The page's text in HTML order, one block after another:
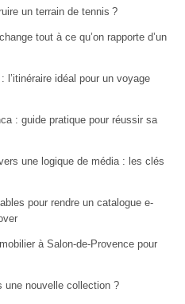
un terrain de tennis ?
tout à ce qu’on rapporte d’un
l’itinéraire idéal pour un voyage
: guide pratique pour réussir sa
une logique de média : les clés
pour rendre un catalogue e-
à Salon-de-Provence pour
une nouvelle collection ?